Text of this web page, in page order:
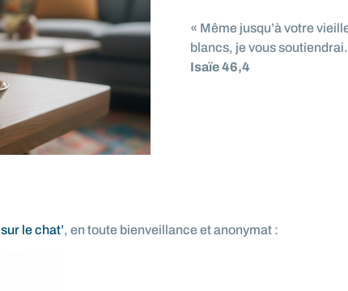
« Même jusqu’à votre
blancs, je vous
Isaïe 46,4
sur le chat’, en toute bienveillance et anonymat :